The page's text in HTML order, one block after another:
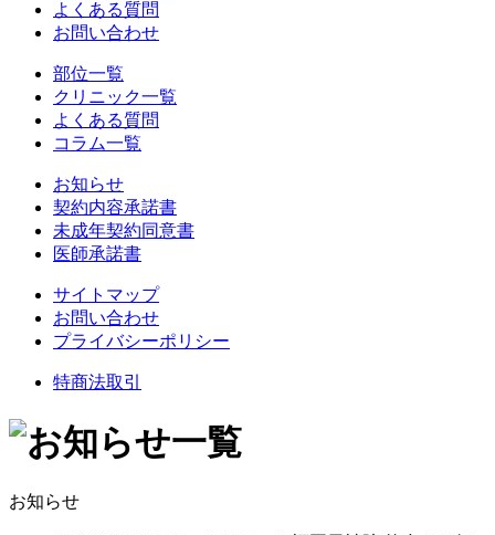
よくある質問
お問い合わせ
部位一覧
クリニック一覧
よくある質問
コラム一覧
お知らせ
契約内容承諾書
未成年契約同意書
医師承諾書
サイトマップ
お問い合わせ
プライバシーポリシー
特商法取引
お知らせ